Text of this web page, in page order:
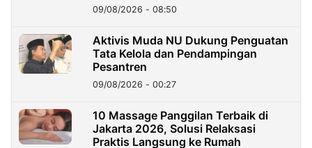
09/08/2026 - 08:50
Aktivis Muda NU Dukung Penguatan
Tata Kelola dan Pendampingan
Pesantren
09/08/2026 - 00:27
10 Massage Panggilan Terbaik di
Jakarta 2026, Solusi Relaksasi
Praktis Langsung ke Rumah